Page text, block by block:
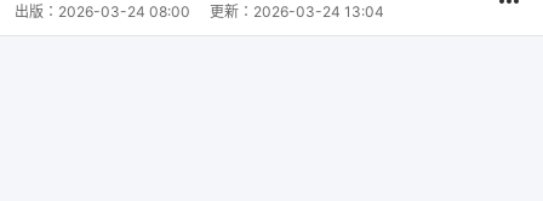
出版： 2026-03-24 08:00 更新： 2026-03-24 13:04